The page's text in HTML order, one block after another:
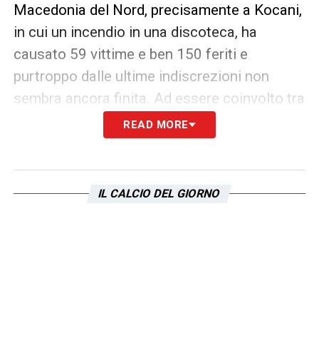
Macedonia del Nord, precisamente a Kocani,
in cui un incendio in una discoteca, ha
causato 59 vittime e ben 150 feriti e
purtroppo dalle ultime indiscrezioni non
sembra ancora finita. Ad essere coinvolto tra
le vittime della serata, anche un calciatore
della Nazionale macedone ossia Andrej
dello Shkupi, club che militava nella Prima
READ MORE
IL CALCIO DEL GIORNO